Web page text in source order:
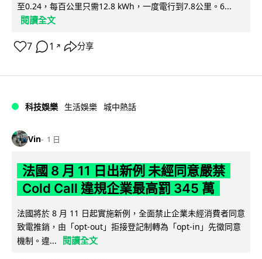
至0.24，每百公里只需12.8 kWh，一度電行到7.8公里。6...
閱讀全文
7 1 ↗ 分享
科技娛樂 生活娛樂 城中熱話
Vin 1 日
法國 8 月 11 日出新例 未經同意嚴禁
Cold Call 違規企業最高罰 345 萬
法國將於 8 月 11 日起實施新例，全面禁止企業未經消費者同意
致電推銷，由「opt-out」拒接登記制轉為「opt-in」先徵同意
機制。違...
閱讀全文